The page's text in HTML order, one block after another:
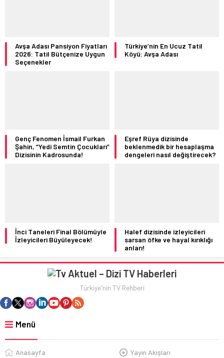
Avşa Adası Pansiyon Fiyatları
2026: Tatil Bütçenize Uygun
Seçenekler
Türkiye’nin En Ucuz Tatil
Köyü: Avşa Adası
Genç Fenomen İsmail Furkan
Şahin, “Yedi Semtin Çocukları”
Dizisinin Kadrosunda!
Eşref Rüya dizisinde
beklenmedik bir hesaplaşma
dengeleri nasıl değiştirecek?
İnci Taneleri Final Bölümüyle
İzleyicileri Büyüleyecek!
Halef dizisinde izleyicileri
sarsan öfke ve hayal kırıklığı
anları!
Türkiye'nin TV Rehberi
Menü
Anasayfa Yayın Akışları